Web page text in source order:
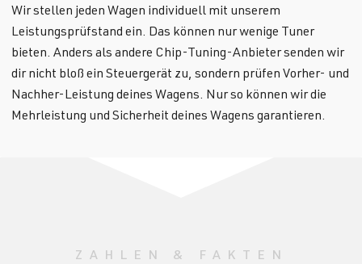
Wir stellen jeden Wagen individuell mit unserem
Leistungsprüfstand ein. Das können nur wenige Tuner
bieten. Anders als andere Chip-Tuning-Anbieter senden wir
dir nicht bloß ein Steuergerät zu, sondern prüfen Vorher- und
Nachher-Leistung deines Wagens. Nur so können wir die
Mehrleistung und Sicherheit deines Wagens garantieren.
ZAHLEN & FAKTEN